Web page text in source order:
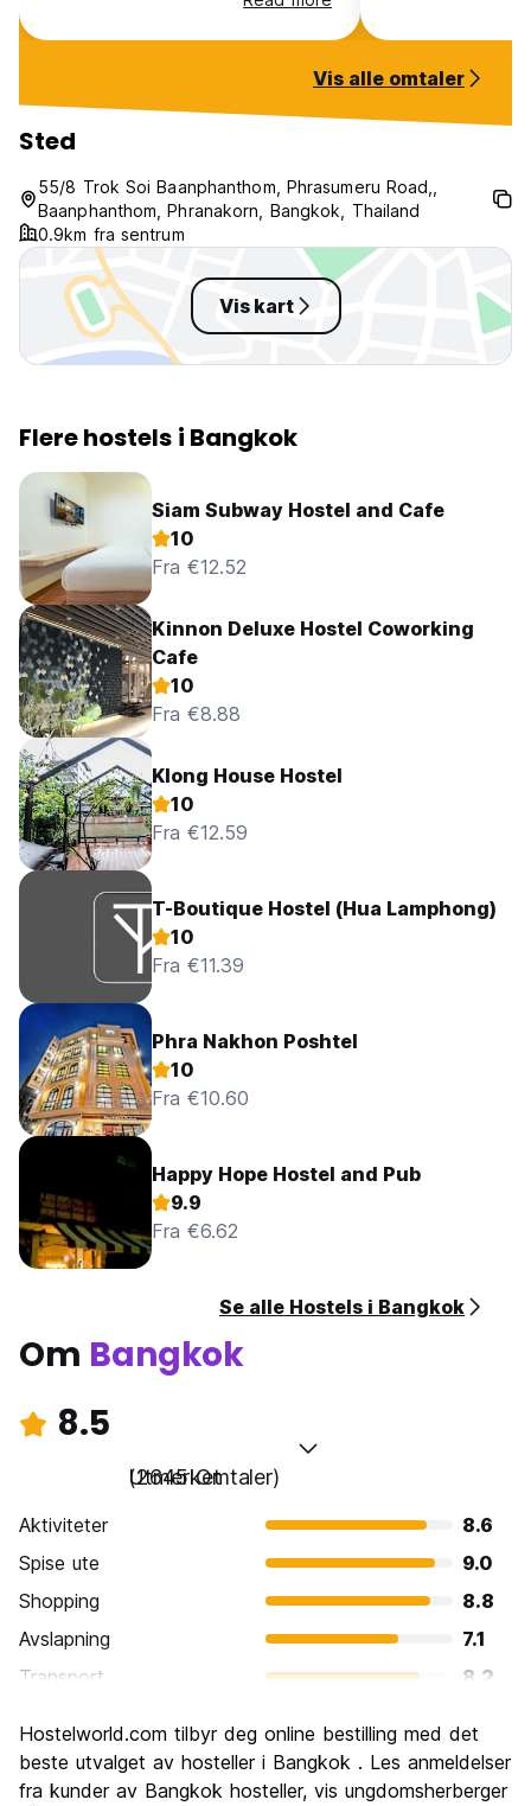
Vis alle omtaler
Sted
55/8 Trok Soi Baanphanthom, Phrasumeru Road,,
Baanphanthom, Phranakorn, Bangkok, Thailand
0.9km fra sentrum
Vis kart
Flere hostels i Bangkok
Siam Subway Hostel and Cafe
10
Fra €12.52
Kinnon Deluxe Hostel Coworking
Cafe
10
Fra €8.88
Klong House Hostel
10
Fra €12.59
T-Boutique Hostel (Hua Lamphong)
10
Fra €11.39
Phra Nakhon Poshtel
10
Fra €10.60
Happy Hope Hostel and Pub
9.9
Fra €6.62
Se alle Hostels i Bangkok
Om Bangkok
8.5
Utmerket
(2645 Omtaler)
Aktiviteter
8.6
Spise ute
9.0
Shopping
8.8
Avslapning
7.1
Transport
8.2
Kultur
8.8
Feste
8.6
Hostelworld.com tilbyr deg online bestilling med det
beste utvalget av hosteller i Bangkok . Les anmeldelser
fra kunder av Bangkok hosteller, vis ungdomsherberger